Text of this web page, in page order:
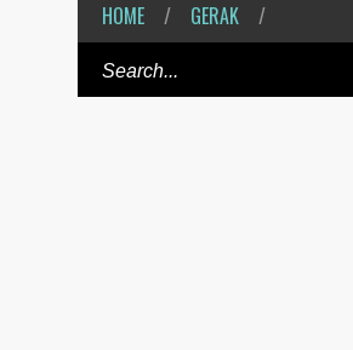
HOME / GERAK /